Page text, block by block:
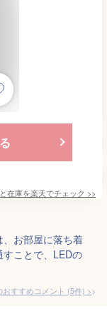
在庫を楽天でチェック >>
お部屋に落ち着
ことで、LEDの
おすすめコメント (5件) >